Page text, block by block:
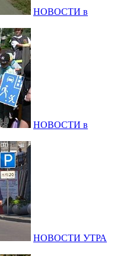
НОВОСТИ в
НОВОСТИ в
НОВОСТИ УТРА